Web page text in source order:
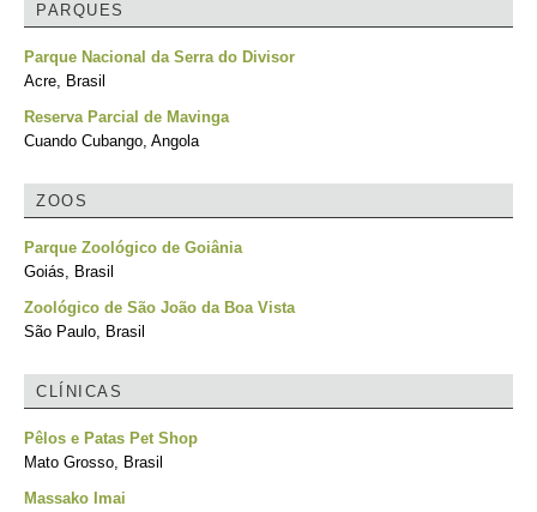
PARQUES
Parque Nacional da Serra do Divisor
Acre, Brasil
Reserva Parcial de Mavinga
Cuando Cubango, Angola
ZOOS
Parque Zoológico de Goiânia
Goiás, Brasil
Zoológico de São João da Boa Vista
São Paulo, Brasil
CLÍNICAS
Pêlos e Patas Pet Shop
Mato Grosso, Brasil
Massako Imai